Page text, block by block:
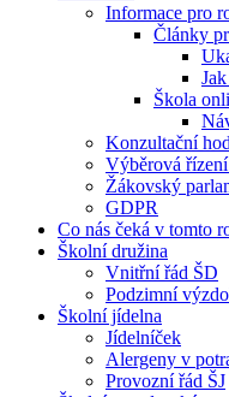
Informace pro
Články
Škola
Konzultační
Výběrová
Žákovský
GDPR
Co nás čeká v tomto
Školní družina
Vnitřní řád ŠD
Podzimní
Školní jídelna
Jídelníček
Alergeny v
Provozní řád ŠJ